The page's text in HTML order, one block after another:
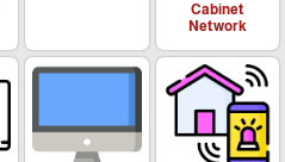
Cabinet
Network